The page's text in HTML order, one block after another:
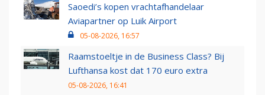
Saoedi’s kopen vrachtafhandelaar
Aviapartner op Luik Airport
05-08-2026, 16:57
Raamstoeltje in de Business Class? Bij
Lufthansa kost dat 170 euro extra
05-08-2026, 16:41